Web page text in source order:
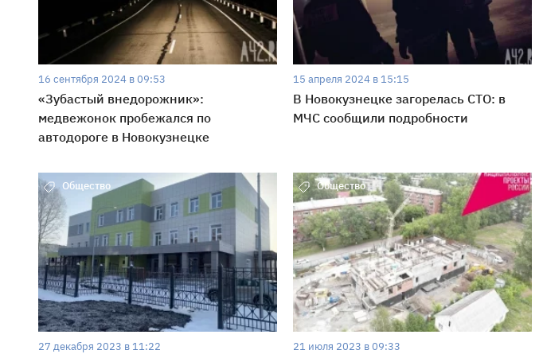
16 сентября 2024 в 09:53
«Зубастый внедорожник»:
медвежонок пробежался по
автодороге в Новокузнецке
15 апреля 2024 в 15:15
В Новокузнецке загорелась СТО: в
МЧС сообщили подробности
Общество
27 декабря 2023 в 11:22
Общество
21 июля 2023 в 09:33